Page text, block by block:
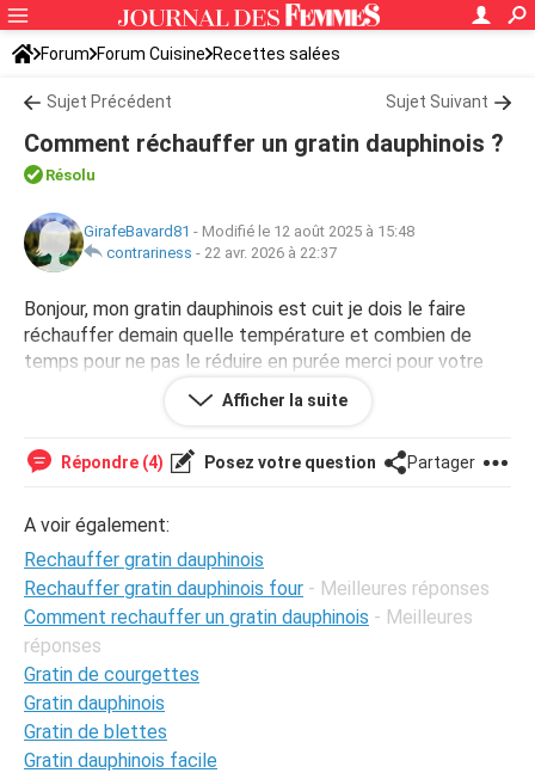
Forum Forum Cuisine Recettes salées
Sujet Précédent Sujet Suivant
Comment réchauffer un gratin dauphinois ?
Résolu
GirafeBavard81 - Modifié le 12 août 2025 à 15:48
contrariness - 22 avr. 2026 à 22:37
Bonjour, mon gratin dauphinois est cuit je dois le faire
réchauffer demain quelle température et combien de
temps pour ne pas le réduire en purée merci pour votre
Afficher la suite
Répondre (4) Posez votre question Partager
A voir également:
Rechauffer gratin dauphinois
Rechauffer gratin dauphinois four - Meilleures réponses
Comment rechauffer un gratin dauphinois - Meilleures
réponses
Gratin de courgettes
Gratin dauphinois
Gratin de blettes
Gratin dauphinois facile